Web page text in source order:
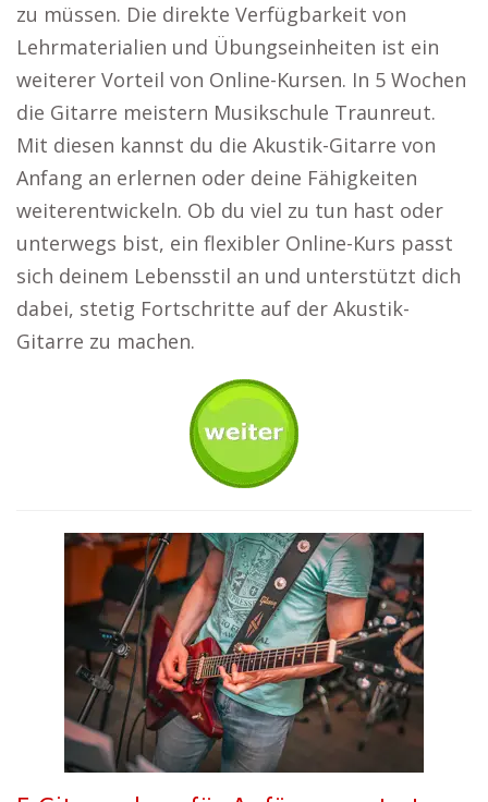
zu müssen. Die direkte Verfügbarkeit von
Lehrmaterialien und Übungseinheiten ist ein
weiterer Vorteil von Online-Kursen. In 5 Wochen
die Gitarre meistern Musikschule Traunreut.
Mit diesen kannst du die Akustik-Gitarre von
Anfang an erlernen oder deine Fähigkeiten
weiterentwickeln. Ob du viel zu tun hast oder
unterwegs bist, ein flexibler Online-Kurs passt
sich deinem Lebensstil an und unterstützt dich
dabei, stetig Fortschritte auf der Akustik-
Gitarre zu machen.